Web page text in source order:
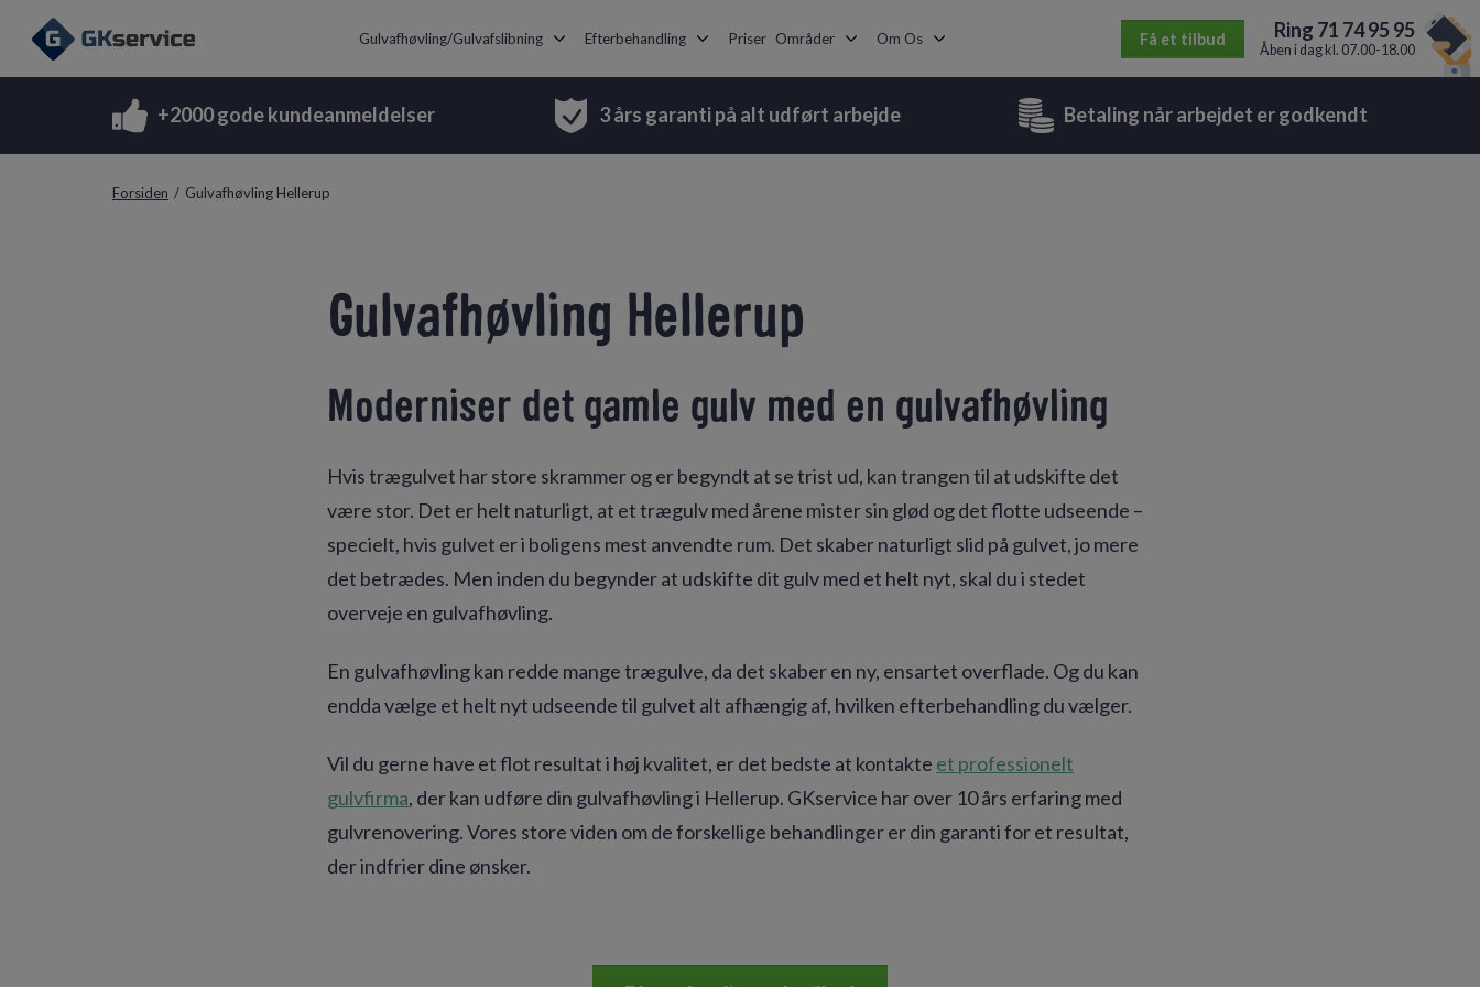
Gulvafhøvling/Gulvafslibning Efterbehandling Priser Områder Om Os Få et tilbud Ring 71 74 95 95
Åben i dag kl. 07.00-18.00
+2000 gode kundeanmeldelser 3 års garanti på alt udført arbejde Betaling når arbejdet er godkendt
Forsiden / Gulvafhøvling Hellerup
Gulvafhøvling Hellerup
Moderniser det gamle gulv med en gulvafhøvling
Hvis trægulvet har store skrammer og er begyndt at se trist ud, kan trangen til at udskifte det
være stor. Det er helt naturligt, at et trægulv med årene mister sin glød og det flotte udseende –
specielt, hvis gulvet er i boligens mest anvendte rum. Det skaber naturligt slid på gulvet, jo mere
det betrædes. Men inden du begynder at udskifte dit gulv med et helt nyt, skal du i stedet
overveje en gulvafhøvling.
En gulvafhøvling kan redde mange trægulve, da det skaber en ny, ensartet overflade. Og du kan
endda vælge et helt nyt udseende til gulvet alt afhængig af, hvilken efterbehandling du vælger.
Vil du gerne have et flot resultat i høj kvalitet, er det bedste at kontakte et professionelt
gulvfirma, der kan udføre din gulvafhøvling i Hellerup. GKservice har over 10 års erfaring med
gulvrenovering. Vores store viden om de forskellige behandlinger er din garanti for et resultat,
der indfrier dine ønsker.